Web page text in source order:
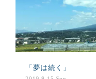
「夢は続く」